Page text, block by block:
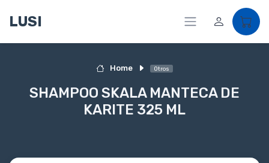
LUSI
Home Otros
SHAMPOO SKALA MANTECA DE
KARITE 325 ML